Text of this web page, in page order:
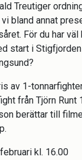
Treutiger
bland annat
För du har
start i
av 1-
från Tjörn Runt
berättar till
kl. 16.00